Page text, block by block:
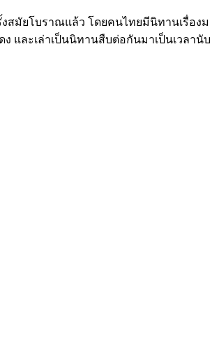
ยโบราณแล้ว โดยคนไทยมีนิทานเรื่องม
และเล่าเป็นนิทานสืบต่อกันมาเป็นเวลานับ